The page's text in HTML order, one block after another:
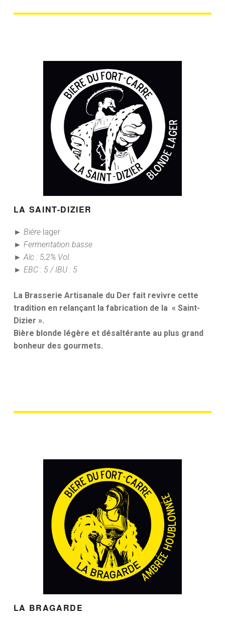
LA SAINT-DIZIER
► Bière lager
► Fermentation basse
► Alc : 5,2% Vol.
► EBC : 5 / IBU : 5
La Brasserie Artisanale du Der fait revivre cette
tradition en relançant la fabrication de la « Saint-
Dizier ».
Bière blonde légère et désaltérante au plus grand
bonheur des gourmets.
LA BRAGARDE